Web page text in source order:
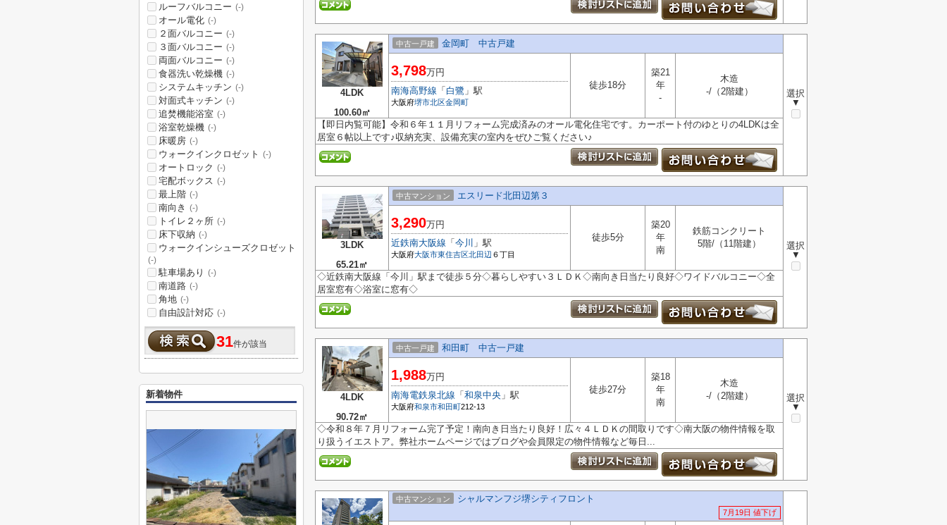
4LDK
100.60㎡
中古一戸建 金岡町 中古戸建
選択
▼
3,798万円
南海高野線 「 白鷺 」駅
大阪府堺市北区金岡町
徒歩18分
築21
年
-
木造
-/（2階建）
【即日内覧可能】令和６年１１月リフォーム完成済みのオール電化住宅です。カーポート付のゆとりの4LDKは全
居室６帖以上です♪収納充実、設備充実の室内をぜひご覧ください♪
3LDK
65.21㎡
中古マンション エスリード北田辺第３
選択
▼
3,290万円
近鉄南大阪線 「 今川 」駅
大阪府大阪市東住吉区北田辺 ６丁目
徒歩5分
築20
年
南
鉄筋コンクリート
5階/（11階建）
◇近鉄南大阪線「今川」駅まで徒歩５分◇暮らしやすい３ＬＤＫ◇南向き日当たり良好◇ワイドバルコニー◇全
居室窓有◇浴室に窓有◇
4LDK
90.72㎡
中古一戸建 和田町 中古一戸建
選択
▼
1,988万円
南海電鉄泉北線 「 和泉中央 」駅
大阪府和泉市和田町212-13
徒歩27分
築18
年
南
木造
-/（2階建）
◇令和８年７月リフォーム完了予定！南向き日当たり良好！広々４ＬＤＫの間取りです◇南大阪の物件情報を取
り扱うイエストア。弊社ホームページではブログや会員限定の物件情報など毎日...
中古マンション シャルマンフジ堺シティフロント
7月19日 値下げ
ルーフバルコニー (-)
オール電化 (-)
２面バルコニー (-)
３面バルコニー (-)
両面バルコニー (-)
食器洗い乾燥機 (-)
システムキッチン (-)
対面式キッチン (-)
追焚機能浴室 (-)
浴室乾燥機 (-)
床暖房 (-)
ウォークインクロゼット (-)
オートロック (-)
宅配ボックス (-)
最上階 (-)
南向き (-)
トイレ２ヶ所 (-)
床下収納 (-)
ウォークインシューズクロゼット
(-)
駐車場あり (-)
南道路 (-)
角地 (-)
自由設計対応 (-)
31件が該当
新着物件